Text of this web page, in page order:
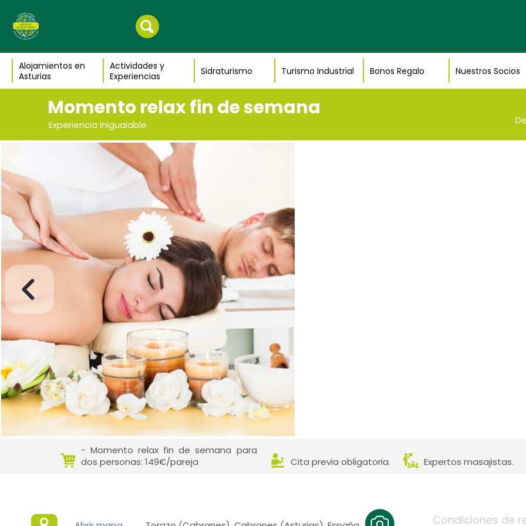
Alojamientos en
Asturias
Actividades y
Experiencias
Sidraturismo Turismo Industrial Bonos Regalo Nuestros Socios
Momento relax fin de semana
Experiencia inigualable
- Momento relax fin de semana para
dos personas: 149€/pareja
Cita previa obligatoria. Expertos masajistas.
Condiciones de